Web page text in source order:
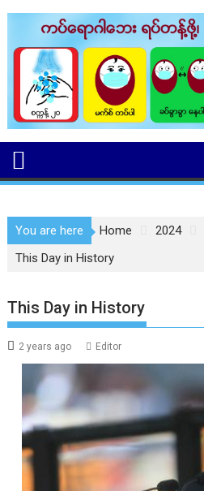
You are here Home 2024
This Day in History
This Day in History
2 years ago Editor